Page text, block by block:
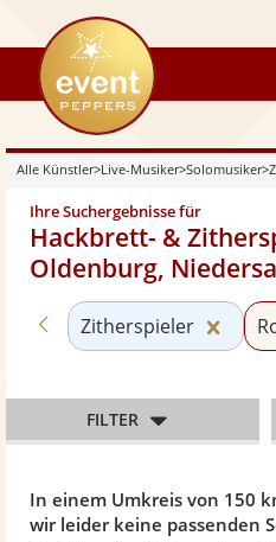
eventpeppers
Alle Künstler>Live-Musiker>Solomusiker>
Ihre Suchergebnisse für
Hackbrett- &
Oldenburg,
In einem Umkreis von 150
wir leider keine passenden
Zurück zu «Solomusiker»
Zitherspieler
FILTER